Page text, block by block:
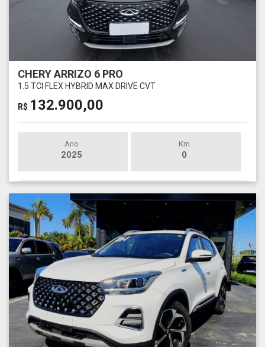
CHERY ARRIZO 6 PRO
1.5 TCI FLEX HYBRID MAX DRIVE CVT
R$ 132.900,00
Ano
2025
Km
0